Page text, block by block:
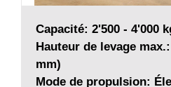
Capacité: 2'500 - 4'000
Hauteur de levage
mm)
Mode de propulsion: